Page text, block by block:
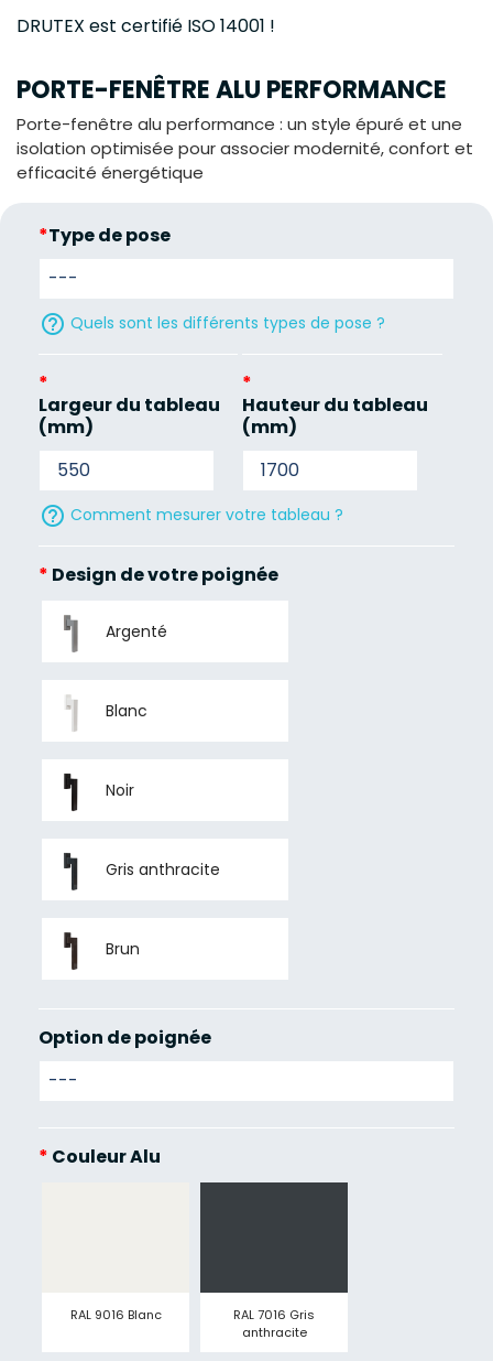
DRUTEX est certifié ISO 14001 !
PORTE-FENÊTRE ALU PERFORMANCE
Porte-fenêtre alu performance : un style épuré et une
isolation optimisée pour associer modernité, confort et
efficacité énergétique
*Type de pose
help_outline Quels sont les différents types de pose ?
*
Largeur du tableau
(mm)
*
Hauteur du tableau
(mm)
help_outline Comment mesurer votre tableau ?
* Design de votre poignée
Argenté
Blanc
Noir
Gris anthracite
Brun
Option de poignée
* Couleur Alu
RAL 9016 Blanc
RAL 7016 Gris
anthracite